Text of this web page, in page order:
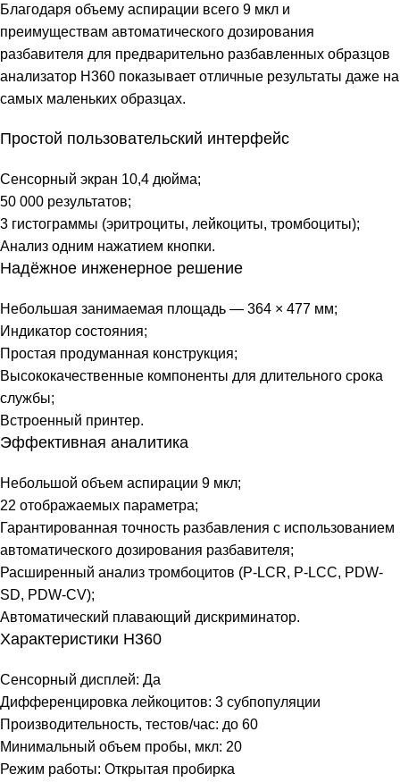
Благодаря объему аспирации всего 9 мкл и
преимуществам автоматического дозирования
разбавителя для предварительно разбавленных образцов
анализатор H360 показывает отличные результаты даже на
самых маленьких образцах.
Простой пользовательский интерфейс
Сенсорный экран 10,4 дюйма;
50 000 результатов;
3 гистограммы (эритроциты, лейкоциты, тромбоциты);
Анализ одним нажатием кнопки.
Надёжное инженерное решение
Небольшая занимаемая площадь — 364 × 477 мм;
Индикатор состояния;
Простая продуманная конструкция;
Высококачественные компоненты для длительного срока
службы;
Встроенный принтер.
Эффективная аналитика
Небольшой объем аспирации 9 мкл;
22 отображаемых параметра;
Гарантированная точность разбавления с использованием
автоматического дозирования разбавителя;
Расширенный анализ тромбоцитов (P-LCR, P-LCC, PDW-
SD, PDW-CV);
Автоматический плавающий дискриминатор.
Характеристики H360
Сенсорный дисплей: Да
Дифференцировка лейкоцитов: 3 субпопуляции
Производительность, тестов/час: до 60
Минимальный объем пробы, мкл: 20
Режим работы: Открытая пробирка